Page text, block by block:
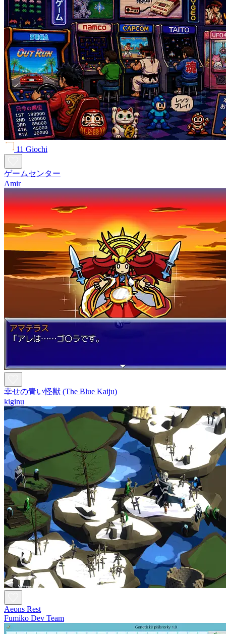
11 Giochi
ゲームセンター
Amir
幸せの青い怪獣 (The Blue Kaiju)
kiginu
Aeons Rest
Fumiko Dev Team